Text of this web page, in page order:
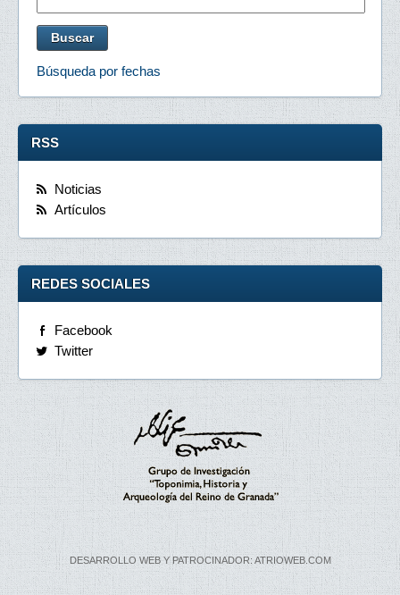
Búsqueda por fechas
RSS
Noticias
Artículos
REDES SOCIALES
Facebook
Twitter
DESARROLLO WEB Y PATROCINADOR: ATRIOWEB.COM